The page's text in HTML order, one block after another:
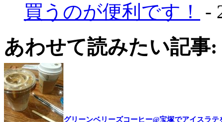
買うのが便利です！
-
あわせて読みたい記事:
グリーンベリーズコーヒー@宝塚でアイスラテ